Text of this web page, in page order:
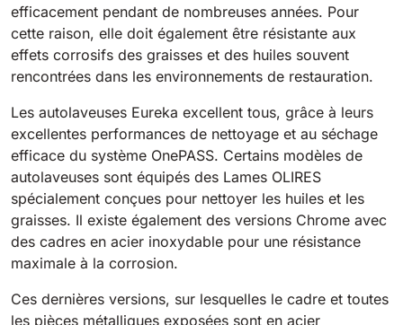
efficacement pendant de nombreuses années. Pour
cette raison, elle doit également être résistante aux
effets corrosifs des graisses et des huiles souvent
rencontrées dans les environnements de restauration.
Les autolaveuses Eureka excellent tous, grâce à leurs
excellentes performances de nettoyage et au séchage
efficace du système OnePASS. Certains modèles de
autolaveuses sont équipés des Lames OLIRES
spécialement conçues pour nettoyer les huiles et les
graisses. Il existe également des versions Chrome avec
des cadres en acier inoxydable pour une résistance
maximale à la corrosion.
Ces dernières versions, sur lesquelles le cadre et toutes
les pièces métalliques exposées sont en acier